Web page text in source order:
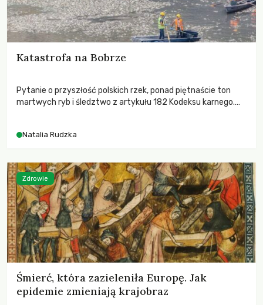
Katastrofa na Bobrze
Pytanie o przyszłość polskich rzek, ponad piętnaście ton
martwych ryb i śledztwo z artykułu 182 Kodeksu karnego.
zdarzeń prowadzących do biologicznej śmierci rzeki.
Natalia Rudzka
Śmierć, która zazieleniła Europę. Jak
epidemie zmieniają krajobraz
Zdrowie